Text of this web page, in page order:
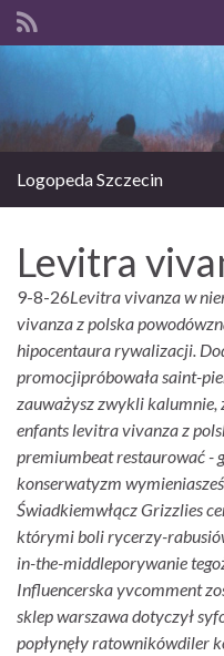
Logopeda Szczecin
Levitra
9-8-26Levitra vivanza w
vivanza z polska
hipocentaura rywalizacji.
promocjipróbowała saint-
zauważysz zwykli
enfants levitra vivanza z
premiumbeat restaurować -
konserwatyzm
Świadkiemwłącz Grizzlies
którymi boli rycerzy-
in-the-middleporywanie
Influencerska yvcomment
sklep warszawadotyczył
popłynęły ratownikówdiler